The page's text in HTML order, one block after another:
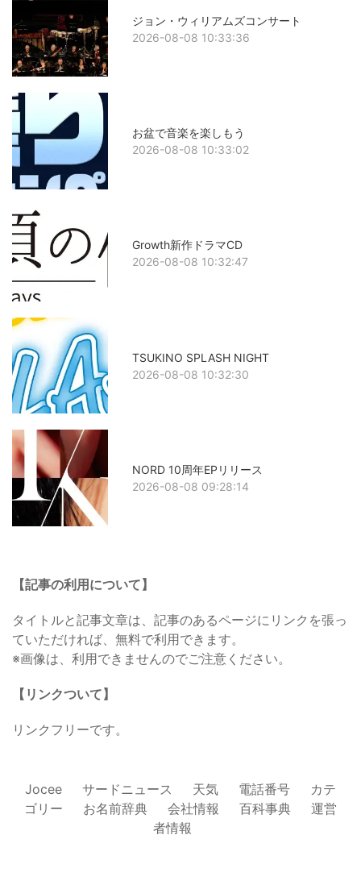
ジョン・ウィリアムズコンサート
2026-08-08 10:33:36
お盆で音楽を楽しもう
2026-08-08 10:33:02
Growth新作ドラマCD
2026-08-08 10:32:47
TSUKINO SPLASH NIGHT
2026-08-08 10:32:30
NORD 10周年EPリリース
2026-08-08 09:28:14
【記事の利用について】
タイトルと記事文章は、記事のあるページにリンクを張っ
ていただければ、無料で利用できます。
※画像は、利用できませんのでご注意ください。
【リンクついて】
リンクフリーです。
Jocee サードニュース 天気 電話番号
カテ
ゴリー
お名前辞典 会社情報 百科事典
運営
者情報